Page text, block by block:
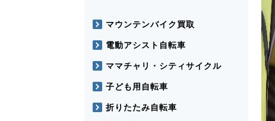
マウンテンバイク買取
電動アシスト自転車
ママチャリ・シティサイクル
子ども用自転車
折りたたみ自転車